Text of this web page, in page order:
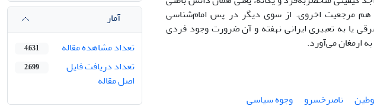
مرجعیت اخروی. از سوی دیگر در پس امام‌شناسی
یا به تعبیری ایرانی نهفته و آن ضرورت وجود فردی
ارمغان می‌آورد.
ناصرخسرو وجوه سیاسی
آمار
تعداد مشاهده مقاله
4,631
تعداد دریافت فایل
اصل مقاله
2,699